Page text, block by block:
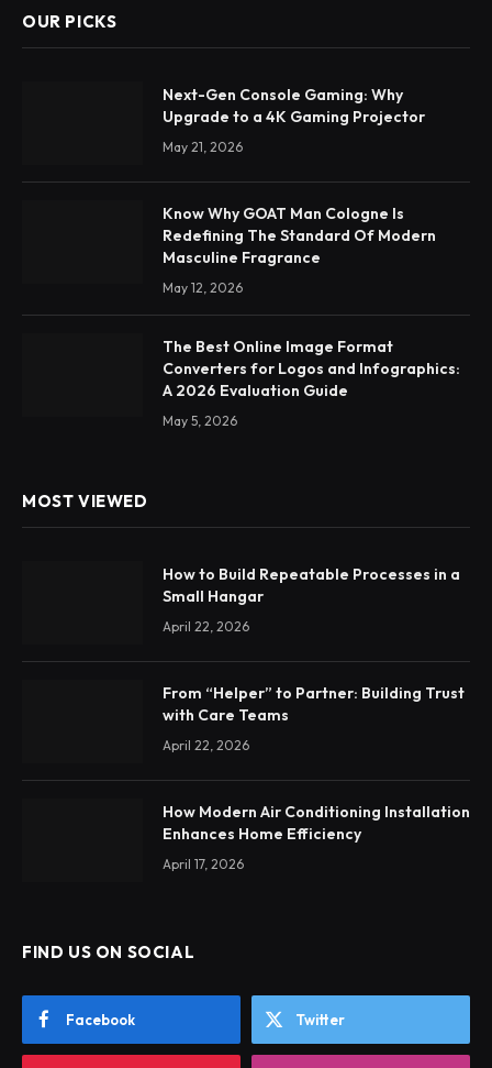
OUR PICKS
Next-Gen Console Gaming: Why
Upgrade to a 4K Gaming Projector
May 21, 2026
Know Why GOAT Man Cologne Is
Redefining The Standard Of Modern
Masculine Fragrance
May 12, 2026
The Best Online Image Format
Converters for Logos and Infographics:
A 2026 Evaluation Guide
May 5, 2026
MOST VIEWED
How to Build Repeatable Processes in a
Small Hangar
April 22, 2026
From “Helper” to Partner: Building Trust
with Care Teams
April 22, 2026
How Modern Air Conditioning Installation
Enhances Home Efficiency
April 17, 2026
FIND US ON SOCIAL
Facebook Twitter